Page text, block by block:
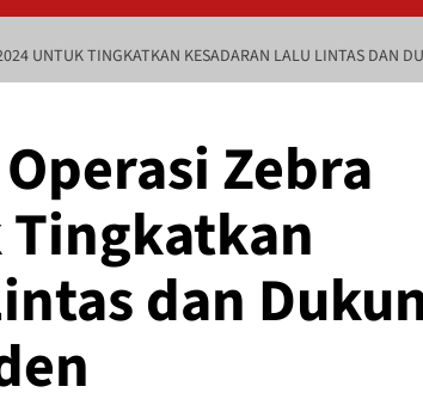
UNTUK TINGKATKAN KESADARAN LALU LINTAS DAN
Zebra
dan